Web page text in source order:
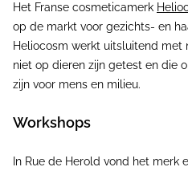
Het Franse cosmeticamerk
op de markt voor gezichts- en
Heliocosm werkt uitsluitend met
niet op dieren zijn getest en die
zijn voor mens en milieu.
Workshops
In Rue de Herold vond het